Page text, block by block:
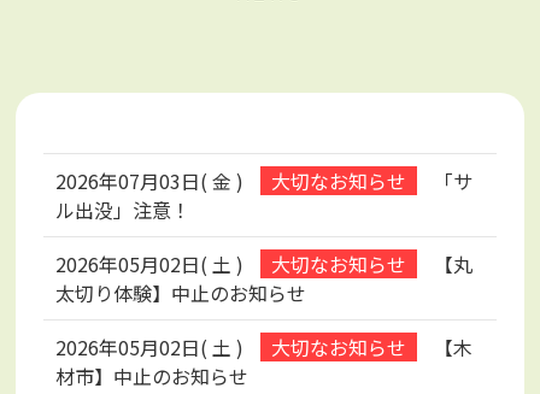
2026年07月03日( 金 )
「サ
ル出没」注意！
2026年05月02日( 土 )
【丸
太切り体験】中止のお知らせ
2026年05月02日( 土 )
【木
材市】中止のお知らせ